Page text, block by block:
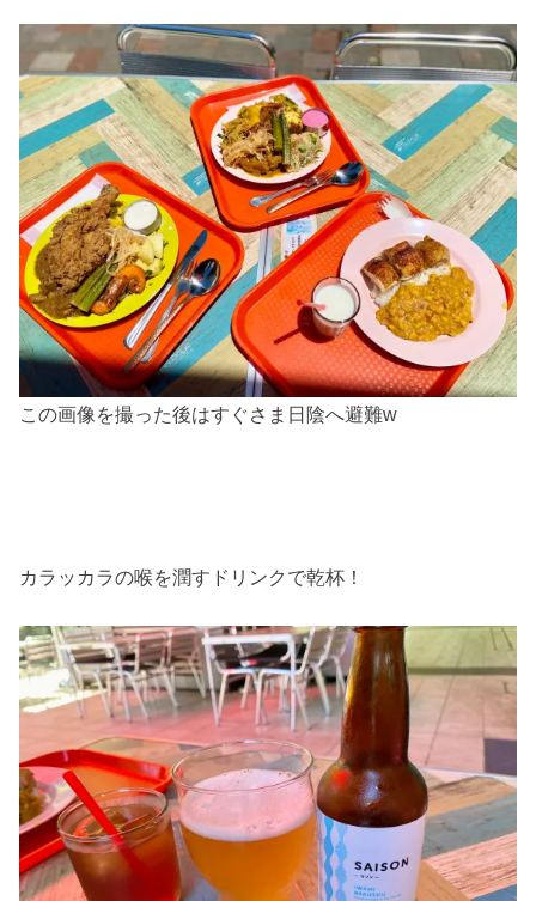
この画像を撮った後はすぐさま日陰へ避難w
カラッカラの喉を潤すドリンクで乾杯！